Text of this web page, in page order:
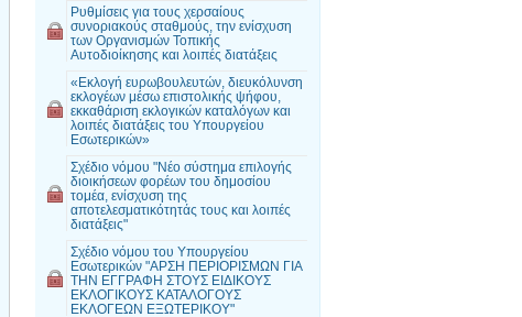
Ρυθμίσεις για τους χερσαίους
συνοριακούς σταθμούς, την ενίσχυση
των Οργανισμών Τοπικής
Αυτοδιοίκησης και λοιπές διατάξεις
«Εκλογή ευρωβουλευτών, διευκόλυνση
εκλογέων μέσω επιστολικής ψήφου,
εκκαθάριση εκλογικών καταλόγων και
λοιπές διατάξεις του Υπουργείου
Εσωτερικών»
Σχέδιο νόμου "Νέο σύστημα επιλογής
διοικήσεων φορέων του δημοσίου
τομέα, ενίσχυση της
αποτελεσματικότητάς τους και λοιπές
διατάξεις"
Σχέδιο νόμου του Υπουργείου
Εσωτερικών "ΑΡΣΗ ΠΕΡΙΟΡΙΣΜΩΝ ΓΙΑ
ΤΗΝ ΕΓΓΡΑΦΗ ΣΤΟΥΣ ΕΙΔΙΚΟΥΣ
ΕΚΛΟΓΙΚΟΥΣ ΚΑΤΑΛΟΓΟΥΣ
ΕΚΛΟΓΕΩΝ ΕΞΩΤΕΡΙΚΟΥ"